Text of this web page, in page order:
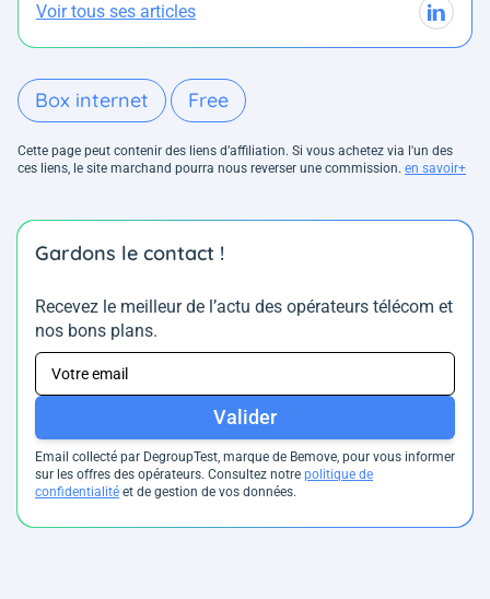
Voir tous ses articles
Box internet Free
Cette page peut contenir des liens d’affiliation. Si vous achetez via l'un des
ces liens, le site marchand pourra nous reverser une commission. en savoir+
Gardons le contact !
Recevez le meilleur de l’actu des opérateurs télécom et
nos bons plans.
Valider
Email collecté par DegroupTest, marque de Bemove, pour vous informer
sur les offres des opérateurs. Consultez notre politique de
confidentialité et de gestion de vos données.